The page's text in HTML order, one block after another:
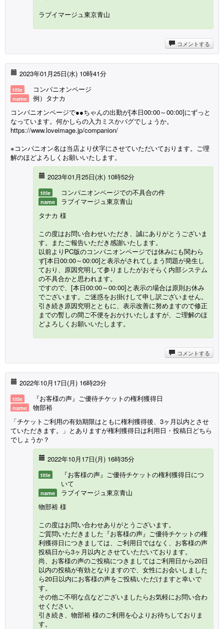
ラブイマージュ東京青山
コメントする
2023年01月25日(水) 10時41分
title コンパニオンページ
name
例）タナカ
コンパニオンページで●●ちゃんの出勤が[本日00:00～00:00]にずっと
なっています。何かしらの入力ミスかバグでしょうか。
https://www.loveimage.jp/companion/
※コンパニオン名は当店より伏字にさせていただいております。ご理
解のほどよろしくお願いいたします。
2023年01月25日(水) 10時52分
title コンパニオンページでの不具合の件
name
ラブイマージュ東京青山
タナカ 様
この度はお問い合わせいただき、誠にありがとうございま
す。またご報告いただき感謝いたします。
以前よりPC版のコンパニオンページでは休みにも関わら
ず[本日00:00～00:00]と表示がされてしまう問題が発生し
ており、原因究明して参りましたがおそらく内部システム
の不具合かと思われます。
ですので、[本日00:00～00:00]と表示の場合は原則お休み
でございます。ご迷惑をお掛けして申し訳ございません。
引き続き原因究明とともに、表示改善に努めますので修正
までの暫しの間ご不便をおかけいたしますが、ご理解のほ
どよろしくお願いいたします。
コメントする
2022年10月17日(月) 16時23分
title 『お客様の声』ご優待チケットの権利獲得日
name
物部裕
「チケットご利用の有効期限はともに権利獲得後、3ヶ月以内とさせ
ていただきます。」とありますが権利獲得日は利用日・投稿日どちら
でしょうか？
2022年10月17日(月) 16時35分
title
『お客様の声』ご優待チケットの権利獲得日につ
いて
name
ラブイマージュ東京青山
物部裕 様
この度はお問い合わせありがとうございます。
ご質問いただきました『お客様の声』ご優待チケットの権
利獲得日につきましては、ご利用日ではなく、お客様の声
投稿日から3ヶ月以内とさせていただいております。
尚、お客様の声のご投稿につきましてはご利用日から20日
以内の投稿が有効となりますので、女性にお会いしました
ら20日以内にお客様の声をご投稿いただけますと幸いで
す。
その他ご不明な点などございましたらお気軽にお問い合わ
せください。
引き続き、物部裕 様のご利用を心よりお待ちしておりま
す。